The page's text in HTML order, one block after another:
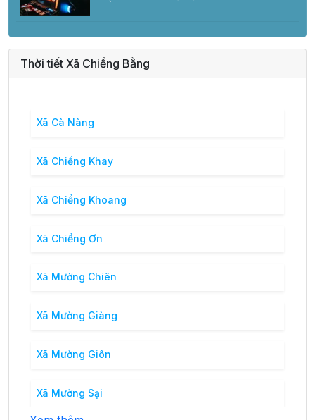
Thời tiết Xã Chiềng Bằng
Xã Cà Nàng
Xã Chiềng Khay
Xã Chiềng Khoang
Xã Chiềng Ơn
Xã Mường Chiên
Xã Mường Giàng
Xã Mường Giôn
Xã Mường Sại